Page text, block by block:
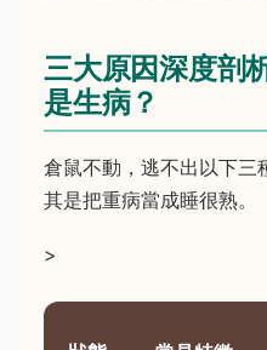
三大原因深度剖
是生病？
倉鼠不動，逃不出以下三
其是把重病當成睡很熟。
>